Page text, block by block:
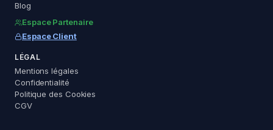
Blog
Espace Partenaire
Espace Client
LÉGAL
Mentions légales
Confidentialité
Politique des Cookies
CGV
Maps Premium
Assistant — réponse immédiate